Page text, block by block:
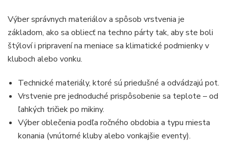
Výber správnych materiálov a spôsob vrstvenia je
základom, ako sa obliecť na techno párty tak, aby ste boli
štýloví i pripravení na meniace sa klimatické podmienky v
kluboch alebo vonku.
Technické materiály, ktoré sú priedušné a odvádzajú pot.
Vrstvenie pre jednoduché prispôsobenie sa teplote – od
ľahkých tričiek po mikiny.
Výber oblečenia podľa ročného obdobia a typu miesta
konania (vnútorné kluby alebo vonkajšie eventy).